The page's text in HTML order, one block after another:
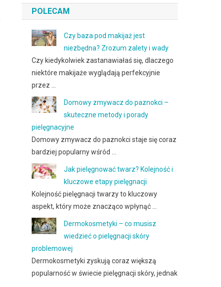
POLECAM
Czy baza pod makijaż jest
niezbędna? Zrozum zalety i wady
Czy kiedykolwiek zastanawiałaś się, dlaczego
niektóre makijaże wyglądają perfekcyjnie
przez …
Domowy zmywacz do paznokci –
skuteczne metody i porady
pielęgnacyjne
Domowy zmywacz do paznokci staje się coraz
bardziej popularny wśród …
Jak pielęgnować twarz? Kolejność i
kluczowe etapy pielęgnacji
Kolejność pielęgnacji twarzy to kluczowy
aspekt, który może znacząco wpłynąć …
Dermokosmetyki – co musisz
wiedzieć o pielęgnacji skóry
problemowej
Dermokosmetyki zyskują coraz większą
popularność w świecie pielęgnacji skóry, jednak